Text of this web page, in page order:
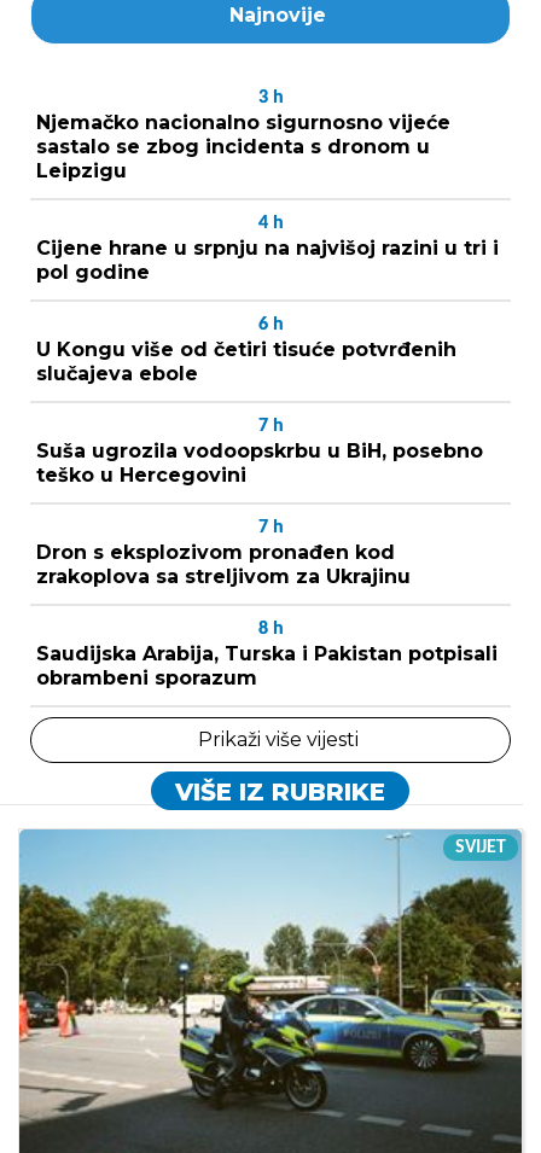
Najnovije
3 h
Njemačko nacionalno sigurnosno vijeće
sastalo se zbog incidenta s dronom u
Leipzigu
4 h
Cijene hrane u srpnju na najvišoj razini u tri i
pol godine
6 h
U Kongu više od četiri tisuće potvrđenih
slučajeva ebole
7 h
Suša ugrozila vodoopskrbu u BiH, posebno
teško u Hercegovini
7 h
Dron s eksplozivom pronađen kod
zrakoplova sa streljivom za Ukrajinu
8 h
Saudijska Arabija, Turska i Pakistan potpisali
obrambeni sporazum
Prikaži više vijesti
VIŠE IZ RUBRIKE
SVIJET